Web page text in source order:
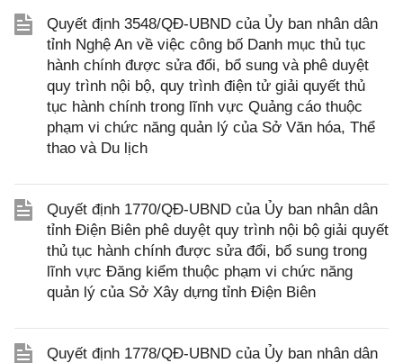
Quyết định 3548/QĐ-UBND của Ủy ban nhân dân
tỉnh Nghệ An về việc công bố Danh mục thủ tục
hành chính được sửa đổi, bổ sung và phê duyệt
quy trình nội bộ, quy trình điện tử giải quyết thủ
tục hành chính trong lĩnh vực Quảng cáo thuộc
phạm vi chức năng quản lý của Sở Văn hóa, Thể
thao và Du lịch
Quyết định 1770/QĐ-UBND của Ủy ban nhân dân
tỉnh Điện Biên phê duyệt quy trình nội bộ giải quyết
thủ tục hành chính được sửa đổi, bổ sung trong
lĩnh vực Đăng kiểm thuộc phạm vi chức năng
quản lý của Sở Xây dựng tỉnh Điện Biên
Quyết định 1778/QĐ-UBND của Ủy ban nhân dân